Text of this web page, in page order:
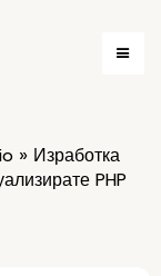
» Изработка
PHP